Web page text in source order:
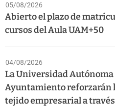
05/08/2026
Abierto el plazo de
cursos del Aula UAM+50
04/08/2026
La Universidad Autónoma
Ayuntamiento reforzarán
tejido empresarial a través